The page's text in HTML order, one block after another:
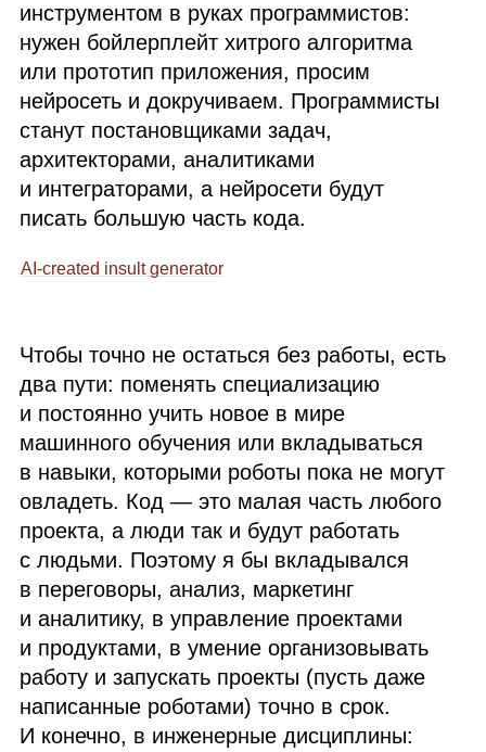
инструментом в руках программистов:
нужен бойлерплейт хитрого алгоритма
или прототип приложения, просим
нейросеть и докручиваем. Программисты
станут постановщиками задач,
архитекторами, аналитиками
и интеграторами, а нейросети будут
писать большую часть кода.
AI ‑created insult generator
Чтобы точно не остаться без работы, есть
два пути: поменять специализацию
и постоянно учить новое в мире
машинного обучения или вкладываться
в навыки, которыми роботы пока не могут
овладеть. Код — это малая часть любого
проекта, а люди так и будут работать
с людьми. Поэтому я бы вкладывался
в переговоры, анализ, маркетинг
и аналитику, в управление проектами
и продуктами, в умение организовывать
работу и запускать проекты (пусть даже
написанные роботами) точно в срок.
И конечно, в инженерные дисциплины: